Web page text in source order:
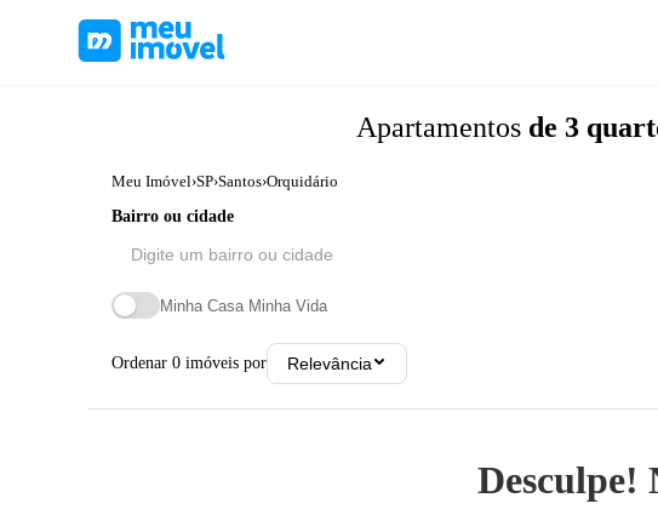
Apartamentos de 3
Meu Imóvel›SP›Santos›Orquidário
Bairro ou cidade
Minha Casa Minha Vida
Ordenar 0 imóveis por Relevância
Desculpe!